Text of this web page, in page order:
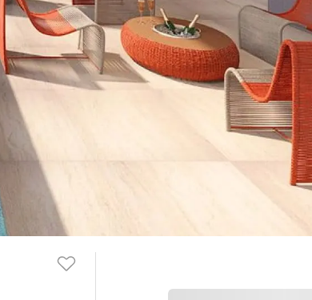
Simulador de Financiamento
Encontre um corretor